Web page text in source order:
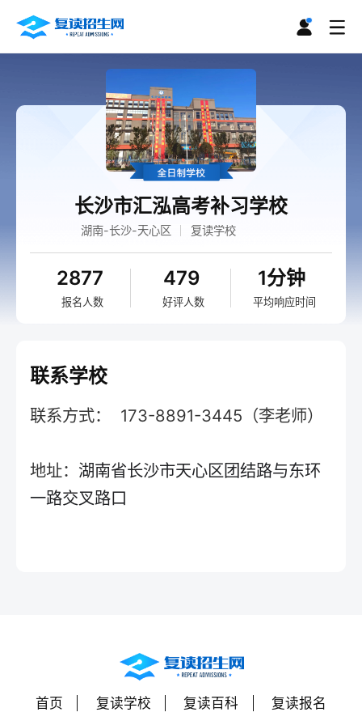
长沙市汇泓高考补习学校
湖南-长沙-天心区 复读学校
2877
报名人数
479
好评人数
1分钟
平均响应时间
联系学校
联系方式： 173-8891-3445（李老师）
地址： 湖南省长沙市天心区团结路与东环
一路交叉路口
首页 复读学校 复读百科 复读报名